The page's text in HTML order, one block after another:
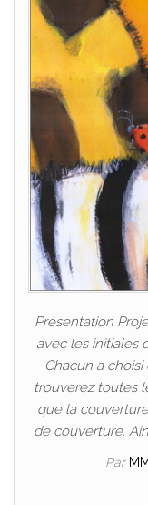
Présentation
avec les initiales
Chacun a choisi
trouverez toutes
que la
de couverture.
Par